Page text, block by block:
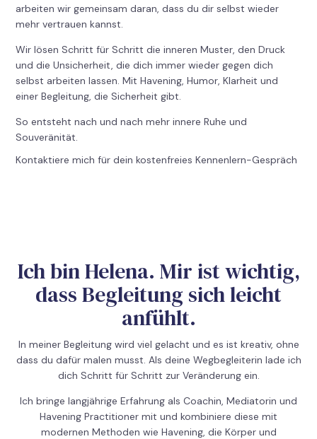
arbeiten wir gemeinsam daran, dass du dir selbst wieder
mehr vertrauen kannst.
Wir lösen Schritt für Schritt die inneren Muster, den Druck
und die Unsicherheit, die dich immer wieder gegen dich
selbst arbeiten lassen. Mit Havening, Humor, Klarheit und
einer Begleitung, die Sicherheit gibt.
So entsteht nach und nach mehr innere Ruhe und
Souveränität.
Kontaktiere mich für dein kostenfreies Kennenlern-Gespräch
Ich bin Helena. Mir ist wichtig,
dass Begleitung sich leicht
anfühlt.
In meiner Begleitung wird viel gelacht und es ist kreativ, ohne
dass du dafür malen musst. Als deine Wegbegleiterin lade ich
dich Schritt für Schritt zur Veränderung ein.
Ich bringe langjährige Erfahrung als Coachin, Mediatorin und
Havening Practitioner mit und kombiniere diese mit
modernen Methoden wie Havening, die Körper und